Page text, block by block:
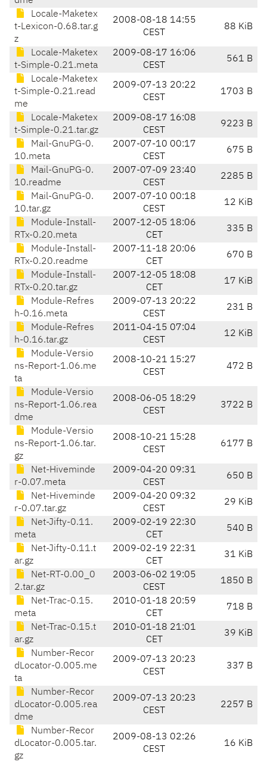
Locale-Maketex
t-Lexicon-0.68.tar.g
z
2008-08-18 14:55
CEST
88 KiB
Locale-Maketex
t-Simple-0.21.meta
2009-08-17 16:06
CEST
561 B
Locale-Maketex
t-Simple-0.21.read
me
2009-07-13 20:22
CEST
1703 B
Locale-Maketex
t-Simple-0.21.tar.gz
2009-08-17 16:08
CEST
9223 B
Mail-GnuPG-0.
10.meta
2007-07-10 00:17
CEST
675 B
Mail-GnuPG-0.
10.readme
2007-07-09 23:40
CEST
2285 B
Mail-GnuPG-0.
10.tar.gz
2007-07-10 00:18
CEST
12 KiB
Module-Install-
RTx-0.20.meta
2007-12-05 18:06
CET
335 B
Module-Install-
RTx-0.20.readme
2007-11-18 20:06
CET
670 B
Module-Install-
RTx-0.20.tar.gz
2007-12-05 18:08
CET
17 KiB
Module-Refres
h-0.16.meta
2009-07-13 20:22
CEST
231 B
Module-Refres
h-0.16.tar.gz
2011-04-15 07:04
CEST
12 KiB
Module-Versio
ns-Report-1.06.me
ta
2008-10-21 15:27
CEST
472 B
Module-Versio
ns-Report-1.06.rea
dme
2008-06-05 18:29
CEST
3722 B
Module-Versio
ns-Report-1.06.tar.
gz
2008-10-21 15:28
CEST
6177 B
Net-Hiveminde
r-0.07.meta
2009-04-20 09:31
CEST
650 B
Net-Hiveminde
r-0.07.tar.gz
2009-04-20 09:32
CEST
29 KiB
Net-Jifty-0.11.
meta
2009-02-19 22:30
CET
540 B
Net-Jifty-0.11.t
ar.gz
2009-02-19 22:31
CET
31 KiB
Net-RT-0.00_0
2.tar.gz
2003-06-02 19:05
CEST
1850 B
Net-Trac-0.15.
meta
2010-01-18 20:59
CET
718 B
Net-Trac-0.15.t
ar.gz
2010-01-18 21:01
CET
39 KiB
Number-Recor
dLocator-0.005.me
ta
2009-07-13 20:23
CEST
337 B
Number-Recor
dLocator-0.005.rea
dme
2009-07-13 20:23
CEST
2257 B
Number-Recor
dLocator-0.005.tar.
gz
2009-08-13 02:26
CEST
16 KiB